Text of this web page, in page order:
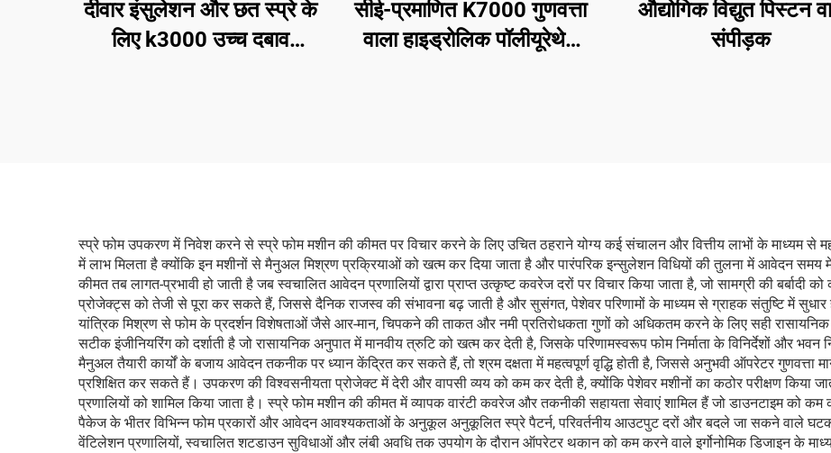
दीवार इंसुलेशन और छत स्प्रे के
लिए k3000 उच्च दबाव
सीई-प्रमाणित K7000 गुणवत्ता
वाला हाइड्रोलिक पॉलीयूरेथेन
औद्योगिक विद्युत पिस्टन
संपीड़क
स्प्रे फोम उपकरण में निवेश करने से स्प्रे फोम मशीन की कीमत पर विचार करने के लिए उचित ठहराने योग्य कई संचालन और वित्तीय लाभों के माध्यम से
में लाभ मिलता है क्योंकि इन मशीनों से मैनुअल मिश्रण प्रक्रियाओं को खत्म कर दिया जाता है और पारंपरिक इन्सुलेशन विधियों की तुलना में आवेदन
कीमत तब लागत-प्रभावी हो जाती है जब स्वचालित आवेदन प्रणालियों द्वारा प्राप्त उत्कृष्ट कवरेज दरों पर विचार किया जाता है, जो सामग्री की
प्रोजेक्ट्स को तेजी से पूरा कर सकते हैं, जिससे दैनिक राजस्व की संभावना बढ़ जाती है और सुसंगत, पेशेवर परिणामों के माध्यम से ग्राहक संतुष्टि में सुधार
यांत्रिक मिश्रण से फोम के प्रदर्शन विशेषताओं जैसे आर-मान, चिपकने की ताकत और नमी प्रतिरोधकता गुणों को अधिकतम करने के लिए सही
सटीक इंजीनियरिंग को दर्शाती है जो रासायनिक अनुपात में मानवीय त्रुटि को खत्म कर देती है, जिसके परिणामस्वरूप फोम निर्माता के विनिर्देशों और
मैनुअल तैयारी कार्यों के बजाय आवेदन तकनीक पर ध्यान केंद्रित कर सकते हैं, तो श्रम दक्षता में महत्वपूर्ण वृद्धि होती है, जिससे अनुभवी ऑपरेटर गुणवत्ता
प्रशिक्षित कर सकते हैं। उपकरण की विश्वसनीयता प्रोजेक्ट में देरी और वापसी व्यय को कम कर देती है, क्योंकि पेशेवर मशीनों का कठोर परीक्षण
प्रणालियों को शामिल किया जाता है। स्प्रे फोम मशीन की कीमत में व्यापक वारंटी कवरेज और तकनीकी सहायता सेवाएं शामिल हैं जो डाउनटाइम को
पैकेज के भीतर विभिन्न फोम प्रकारों और आवेदन आवश्यकताओं के अनुकूल अनुकूलित स्प्रे पैटर्न, परिवर्तनीय आउटपुट दरों और बदले जा सकने वाले
वेंटिलेशन प्रणालियों, स्वचालित शटडाउन सुविधाओं और लंबी अवधि तक उपयोग के दौरान ऑपरेटर थकान को कम करने वाले इर्गोनोमिक डिजाइन के माध्यम